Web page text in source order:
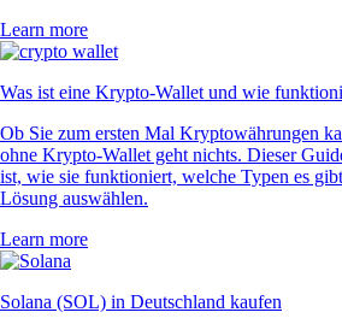
Learn more
Was ist eine Krypto-Wallet und wie
Ob Sie zum ersten Mal Kryptowährungen
ohne Krypto-Wallet geht nichts. Dieser
ist, wie sie funktioniert, welche Typen es
Lösung auswählen.
Learn more
Solana (SOL) in Deutschland kaufen